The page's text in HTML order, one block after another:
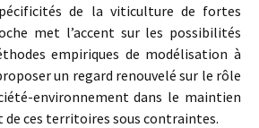
de la viticulture de fortes
met l’accent sur les possibilités
empiriques de modélisation à
un regard renouvelé sur le rôle
environnement dans le maintien
ces territoires sous contraintes.